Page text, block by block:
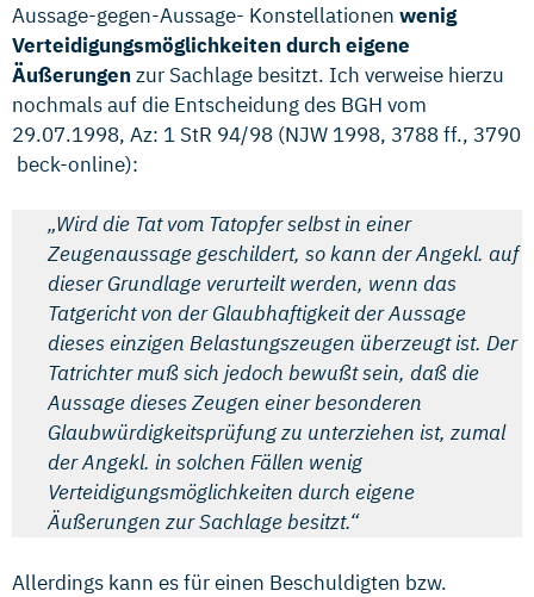
Aussage-gegen-Aussage- Konstellationen wenig
Verteidigungsmöglichkeiten durch eigene
Äußerungen zur Sachlage besitzt. Ich verweise hierzu
nochmals auf die Entscheidung des BGH vom
29.07.1998, Az: 1 StR 94/98 (NJW 1998, 3788 ff., 3790
beck-online):
„Wird die Tat vom Tatopfer selbst in einer
Zeugenaussage geschildert, so kann der Angekl. auf
dieser Grundlage verurteilt werden, wenn das
Tatgericht von der Glaubhaftigkeit der Aussage
dieses einzigen Belastungszeugen überzeugt ist. Der
Tatrichter muß sich jedoch bewußt sein, daß die
Aussage dieses Zeugen einer besonderen
Glaubwürdigkeitsprüfung zu unterziehen ist, zumal
der Angekl. in solchen Fällen wenig
Verteidigungsmöglichkeiten durch eigene
Äußerungen zur Sachlage besitzt.“
Allerdings kann es für einen Beschuldigten bzw.